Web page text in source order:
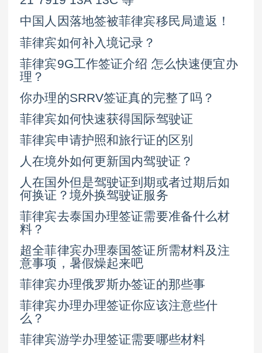
中国人因落地签被菲律宾移民局遣返！
菲律宾如何补入境记录？
菲律宾9G工作签证介绍 怎么快速便宜办
理？
你办理的SRRV签证真的完整了吗？
菲律宾如何快速获得国际驾驶证
菲律宾申请护照和旅行证的区别
人在境外如何更新国内驾驶证？
人在国外但是驾驶证到期或者过期后如
何换证？境外换驾驶证服务
菲律宾去泰国办理签证需要准备什么材
料？
超全菲律宾办理泰国签证所需材料及注
意事项，暑假燥起来吧
菲律宾办理俄罗斯办签证的那些事
菲律宾办理办理签证你应该注意些什
么？
菲律宾游学办理签证需要哪些材料